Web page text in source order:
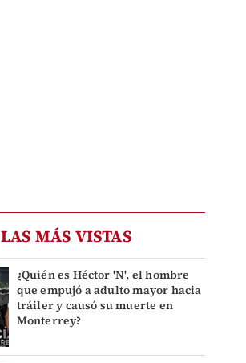
LAS MÁS VISTAS
¿Quién es Héctor 'N', el hombre
que empujó a adulto mayor hacia
tráiler y causó su muerte en
Monterrey?